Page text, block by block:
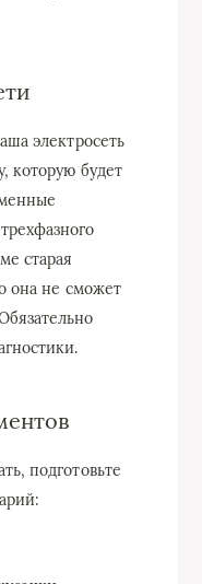
электросеть
которую будет
старая
она не сможет
подготовьте